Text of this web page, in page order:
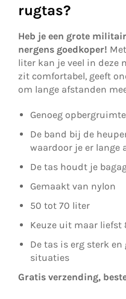
rugtas?
Heb je een grote
nergens goedkoper!
liter kan je veel in deze
zit comfortabel, geeft
om lange afstanden
Genoeg
De band bij de
waardoor je er lange
De tas houdt je
Gemaakt van nylon
50 tot 70 liter
Keuze uit maar liefst
De tas is erg sterk
situaties
Gratis verzending,